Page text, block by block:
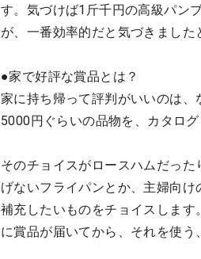
す。気づけば1斤千円の高級パン
が、一番効率的だと気づきました
●家で好評な賞品とは？
家に持ち帰って評判がいいのは
5000円ぐらいの品物を、カタロ
そのチョイスがロースハムだっ
げないフライパンとか、主婦向け
補充したいものをチョイスしま
に賞品が届いてから、それを使う